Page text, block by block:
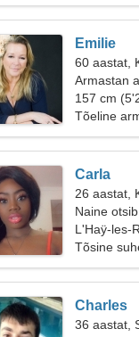
Emilie
60 aastat,
Armastan
157 cm
Tõeline
Carla
26 aastat,
Naine
L'Haÿ-les-
Tõsine
Charles
36 aastat,